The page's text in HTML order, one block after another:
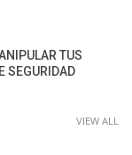
TUS
SEGURIDAD
VIEW ALL